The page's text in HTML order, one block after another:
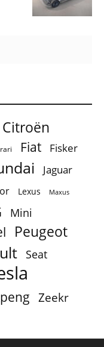
Citroën
Fiat Fisker
Jaguar
Lexus Maxus
Mini
Peugeot
Seat
Zeekr